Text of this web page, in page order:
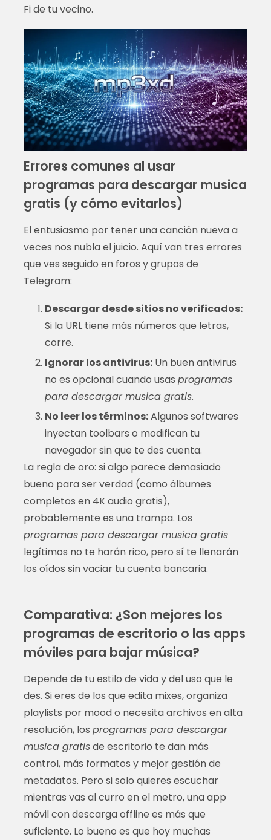
Fi de tu vecino.
Errores comunes al usar
programas para descargar musica
gratis (y cómo evitarlos)
El entusiasmo por tener una canción nueva a
veces nos nubla el juicio. Aquí van tres errores
que ves seguido en foros y grupos de
Telegram:
Descargar desde sitios no verificados:
Si la URL tiene más números que letras,
corre.
Ignorar los antivirus:Un buen antivirus
no es opcional cuando usas programas
para descargar musica gratis.
No leer los términos:Algunos softwares
inyectan toolbars o modifican tu
navegador sin que te des cuenta.
La regla de oro: si algo parece demasiado
bueno para ser verdad (como álbumes
completos en 4K audio gratis),
probablemente es una trampa. Los
programas para descargar musica gratis
legítimos no te harán rico, pero sí te llenarán
los oídos sin vaciar tu cuenta bancaria.
Comparativa: ¿Son mejores los
programas de escritorio o las apps
móviles para bajar música?
Depende de tu estilo de vida y del uso que le
des. Si eres de los que edita mixes, organiza
playlists por mood o necesita archivos en alta
resolución, los programas para descargar
musica gratisde escritorio te dan más
control, más formatos y mejor gestión de
metadatos. Pero si solo quieres escuchar
mientras vas al curro en el metro, una app
móvil con descarga offline es más que
suficiente. Lo bueno es que hoy muchas